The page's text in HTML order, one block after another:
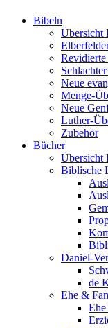
Bibeln
Übersicht
Neue
Menge-
Neue
Luther-
Zubehör
Bücher
Übersicht
Biblische
Daniel-
de
Ehe &